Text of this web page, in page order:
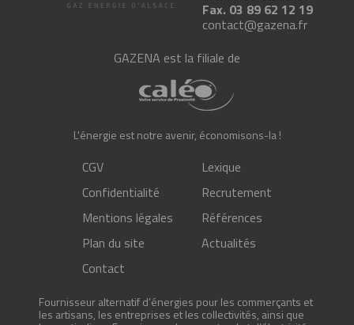
Fax. 03 89 62 12 19
contact@gazena.fr
GAZENA est la filiale de
L'énergie est notre avenir, économisons-la !
CGV
Confidentialité
Mentions légales
Plan du site
Contact
Lexique
Recrutement
Références
Actualités
Fournisseur alternatif d’énergies pour les commerçants et
les artisans, les entreprises et les collectivités, ainsi que